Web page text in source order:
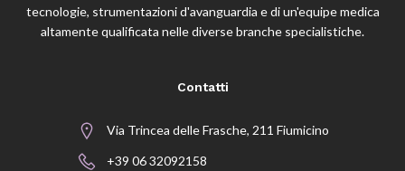
tecnologie, strumentazioni d'avanguardia e di un'equipe medica
altamente qualificata nelle diverse branche specialistiche.
Contatti
Via Trincea delle Frasche, 211 Fiumicino
+39 06 32092158